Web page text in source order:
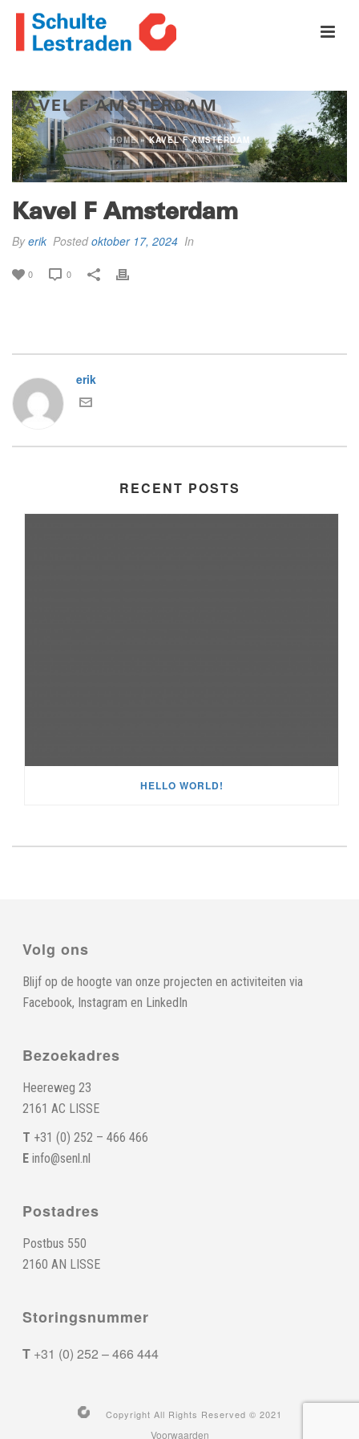
KAVEL F AMSTERDAM
HOME»KAVEL F AMSTERDAM
Kavel F Amsterdam
Byerik Postedoktober 17, 2024 In
0 0
erik
RECENT POSTS
HELLO WORLD!
Volg ons
Blijf op de hoogte van onze projecten en activiteiten via
Facebook, Instagram en LinkedIn
Bezoekadres
Heereweg 23
2161 AC LISSE
T +31 (0) 252 – 466 466
E info@senl.nl
Postadres
Postbus 550
2160 AN LISSE
Storingsnummer
T +31 (0) 252 – 466 444
Copyright All Rights Reserved © 2021
Voorwaarden